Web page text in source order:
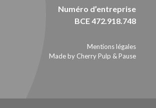
Numéro d’entreprise
BCE 472.918.748
Mentions légales
Made by Cherry Pulp & Pause